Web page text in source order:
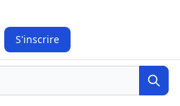
S'inscrire